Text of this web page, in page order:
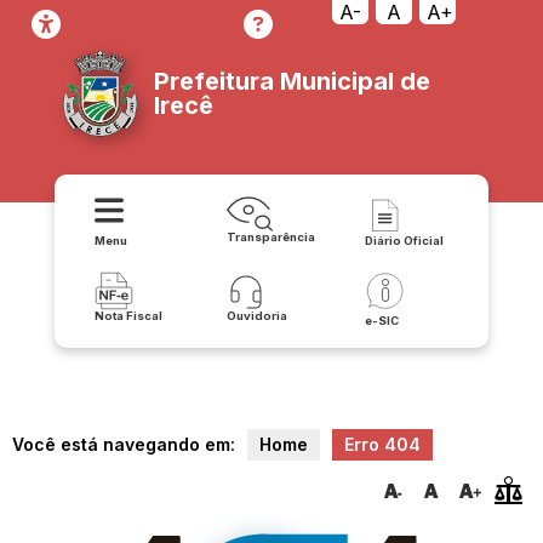
d014/yearly-top-tournament-earnings-poker
A- A A+
Prefeitura Municipal de
Irecê
Menu Transparência Diário Oficial
Nota Fiscal Ouvidoria e-SIC
Você está navegando em: Home Erro 404